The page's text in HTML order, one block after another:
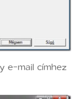
e-mail címhez